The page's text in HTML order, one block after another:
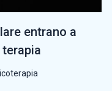
entrano a